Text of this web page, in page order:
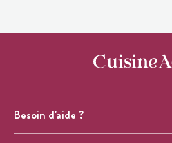
Besoin d'aide ?